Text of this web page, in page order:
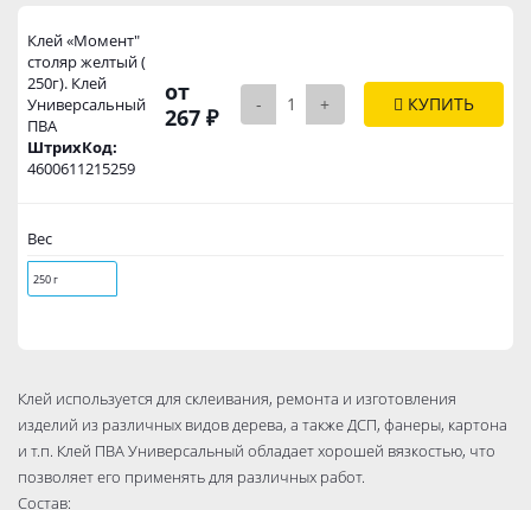
Клей «Момент"
столяр желтый (
250г). Клей
Универсальный
ПВА
ШтрихКод:
4600611215259
от
267 ₽
- + КУПИТЬ
Вес
250 г
Клей используется для склеивания, ремонта и изготовления
изделий из различных видов дерева, а также ДСП, фанеры, картона
и т.п. Клей ПВА Универсальный обладает хорошей вязкостью, что
позволяет его применять для различных работ.
Состав: